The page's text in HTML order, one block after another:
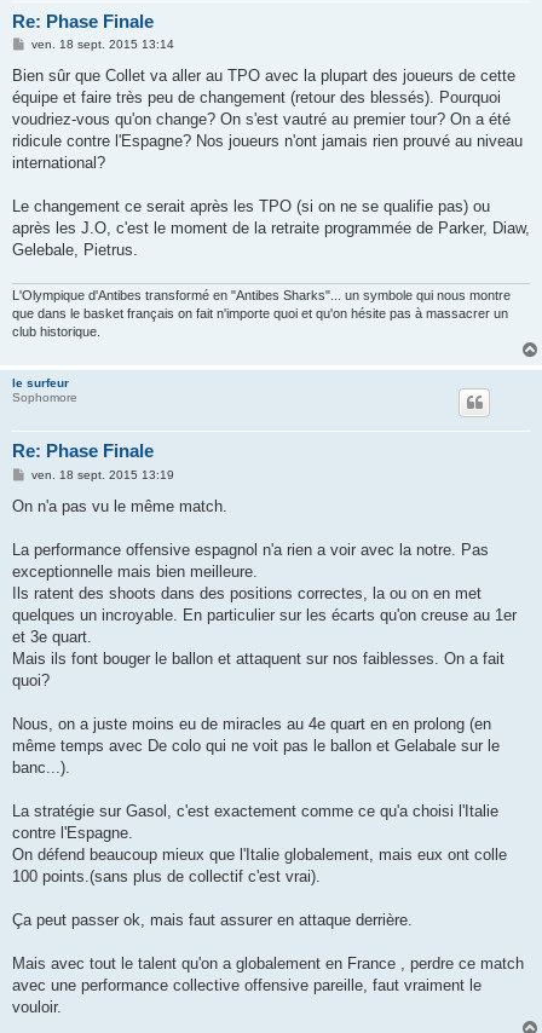
Re: Phase Finale
M
s
a
g
ven. 18 sept. 2015 13:14
Bien sûr que Collet va aller au TPO avec la plupart des joueurs de cette
équipe et faire très peu de changement (retour des blessés). Pourquoi
voudriez-vous qu'on change? On s'est vautré au premier tour? On a été
ridicule contre l'Espagne? Nos joueurs n'ont jamais rien prouvé au niveau
international?
Le changement ce serait après les TPO (si on ne se qualifie pas) ou
après les J.O, c'est le moment de la retraite programmée de Parker, Diaw,
Gelebale, Pietrus.
L'Olympique d'Antibes transformé en "Antibes Sharks"... un symbole qui nous montre
que dans le basket français on fait n'importe quoi et qu'on hésite pas à massacrer un
club historique.
le surfeur
Sophomore
Re: Phase Finale
M
s
g
ven. 18 sept. 2015 13:19
On n'a pas vu le même match.
La performance offensive espagnol n'a rien a voir avec la notre. Pas
exceptionnelle mais bien meilleure.
Ils ratent des shoots dans des positions correctes, la ou on en met
quelques un incroyable. En particulier sur les écarts qu'on creuse au 1er
et 3e quart.
Mais ils font bouger le ballon et attaquent sur nos faiblesses. On a fait
quoi?
Nous, on a juste moins eu de miracles au 4e quart en en prolong (en
même temps avec De colo qui ne voit pas le ballon et Gelabale sur le
banc...).
La stratégie sur Gasol, c'est exactement comme ce qu'a choisi l'Italie
contre l'Espagne.
On défend beaucoup mieux que l'Italie globalement, mais eux ont colle
100 points.(sans plus de collectif c'est vrai).
Ça peut passer ok, mais faut assurer en attaque derrière.
Mais avec tout le talent qu'on a globalement en France , perdre ce match
avec une performance collective offensive pareille, faut vraiment le
vouloir.